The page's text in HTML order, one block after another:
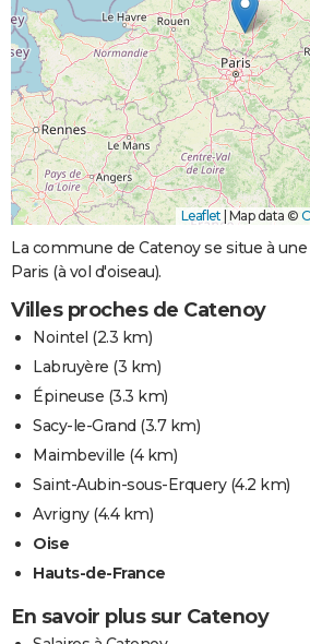
Leaflet Map data ©
La commune de Catenoy se situe à
Paris (à vol d'oiseau).
Villes proches de Catenoy
Nointel (2.3 km)
Labruyère (3 km)
Épineuse (3.3 km)
Sacy-le-Grand (3.7 km)
Maimbeville (4 km)
Saint-Aubin-sous-Erquery(4.2 km)
Avrigny(4.4 km)
Oise
Hauts-de-France
En savoir plus sur Catenoy